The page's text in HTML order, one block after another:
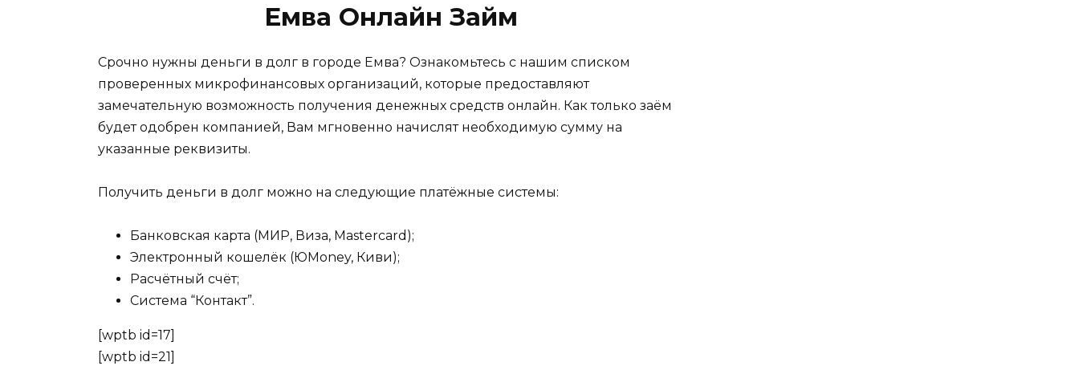
Емва Онлайн Займ
Срочно нужны деньги в долг в городе Емва? Ознакомьтесь с нашим списком
проверенных микрофинансовых организаций, которые предоставляют
замечательную возможность получения денежных средств онлайн. Как только заём
будет одобрен компанией, Вам мгновенно начислят необходимую сумму на
указанные реквизиты.
Получить деньги в долг можно на следующие платёжные системы:
Банковская карта (МИР, Виза, Mastercard);
Электронный кошелёк (ЮMoney, Киви);
Расчётный счёт;
Система “Контакт”.
[wptb id=17]
[wptb id=21]